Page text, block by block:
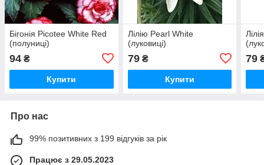
Бігонія Picotee White Red
(полуниці)
94 ₴
Купити
Лілію Pearl White
(луковиці)
79₴
Купити
79
Про нас
99% позитивних з 199 відгуків за рік
Працює з 29.05.2023